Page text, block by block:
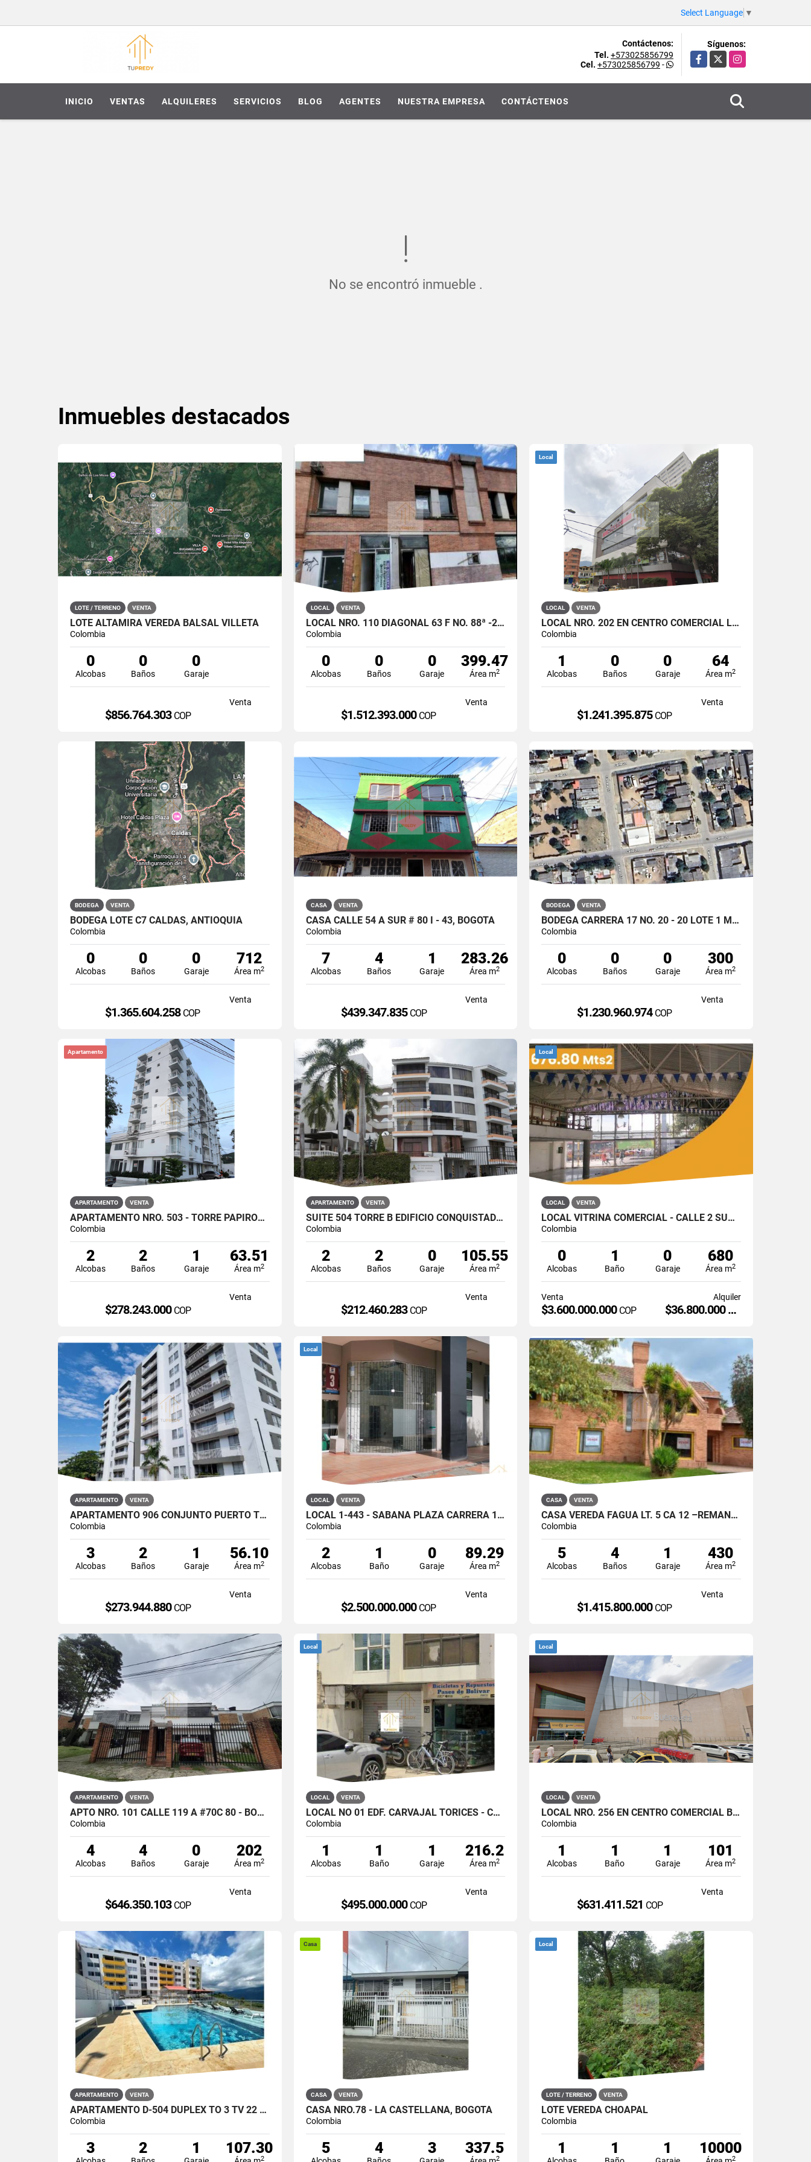
Select Language ▼
Contáctenos:
Tel. +573025856799
Cel. +573025856799 -
Síguenos:
Facebook
X Instagram
INICIO VENTAS ALQUILERES SERVICIOS BLOG AGENTES NUESTRA EMPRESA CONTÁCTENOS
No se encontró inmueble .
Inmuebles destacados
LOTE / TERRENO VENTA
LOTE ALTAMIRA VEREDA BALSAL VILLETA
Colombia
0
Alcobas
0
Baños
0
Garaje
Venta
$856.764.303 COP
LOCAL VENTA
LOCAL NRO. 110 DIAGONAL 63 F NO. 88ª -29 ALAMOS BOGOTA
Colombia
0
Alcobas
0
Baños
0
Garaje
399.47
Área m2
Venta
$1.512.393.000 COP
Local
LOCAL VENTA
LOCAL NRO. 202 EN CENTRO COMERCIAL LA GRAN MANZANA, ITAGUI
Colombia
1
Alcobas
0
Baños
0
Garaje
64
Área m2
Venta
$1.241.395.875 COP
BODEGA VENTA
BODEGA LOTE C7 CALDAS, ANTIOQUIA
Colombia
0
Alcobas
0
Baños
0
Garaje
712
Área m2
Venta
$1.365.604.258 COP
CASA VENTA
CASA CALLE 54 A SUR # 80 I - 43, BOGOTA
Colombia
7
Alcobas
4
Baños
1
Garaje
283.26
Área m2
Venta
$439.347.835 COP
BODEGA VENTA
BODEGA CARRERA 17 NO. 20 - 20 LOTE 1 MAICAO, GUAJIRA
Colombia
0
Alcobas
0
Baños
0
Garaje
300
Área m2
Venta
$1.230.960.974 COP
Apartamento
APARTAMENTO VENTA
APARTAMENTO NRO. 503 - TORRE PAPIROS, SANTA MARTA
Colombia
2
Alcobas
2
Baños
1
Garaje
63.51
Área m2
Venta
$278.243.000 COP
APARTAMENTO VENTA
SUITE 504 TORRE B EDIFICIO CONQUISTADOR DE SAN MARCOS, RIACURTE
Colombia
2
Alcobas
2
Baños
0
Garaje
105.55
Área m2
Venta
$212.460.283 COP
Local
LOCAL VENTA
LOCAL VITRINA COMERCIAL - CALLE 2 SUR # 13A - 19, BOGOTÁ
Colombia
0
Alcobas
1
Baño
0
Garaje
680
Área m2
Venta
$3.600.000.000 COP
Alquiler
$36.800.000
COP
APARTAMENTO VENTA
APARTAMENTO 906 CONJUNTO PUERTO TRANQUILO ETAPA 2 B TORRE 3 RICAURTE
Colombia
3
Alcobas
2
Baños
1
Garaje
56.10
Área m2
Venta
$273.944.880 COP
Local
LOCAL VENTA
LOCAL 1-443 - SABANA PLAZA CARRERA 19 #12-51 BOGOTÁ
Colombia
2
Alcobas
1
Baño
0
Garaje
89.29
Área m2
Venta
$2.500.000.000 COP
CASA VENTA
CASA VEREDA FAGUA LT. 5 CA 12 –REMANSOS DE SIATA CHIA
Colombia
5
Alcobas
4
Baños
1
Garaje
430
Área m2
Venta
$1.415.800.000 COP
APARTAMENTO VENTA
APTO NRO. 101 CALLE 119 A #70C 80 - BOGOTA
Colombia
4
Alcobas
4
Baños
0
Garaje
202
Área m2
Venta
$646.350.103 COP
Local
LOCAL VENTA
LOCAL NO 01 EDF. CARVAJAL TORICES - CARTAGENA
Colombia
1
Alcobas
1
Baño
1
Garaje
216.2
Área m2
Venta
$495.000.000 COP
Local
LOCAL VENTA
LOCAL NRO. 256 EN CENTRO COMERCIAL BUENAVENTURA, MONTERIA
Colombia
1
Alcobas
1
Baño
1
Garaje
101
Área m2
Venta
$631.411.521 COP
APARTAMENTO VENTA
APARTAMENTO D-504 DUPLEX TO 3 TV 22 # 2 – 07 S-LA MESA CUNDINAMARCA
Colombia
3 2 1 107.30
2
Casa
CASA VENTA
CASA NRO.78 - LA CASTELLANA, BOGOTÁ
Colombia
5 4 3 337.5
2
Local
LOTE / TERRENO VENTA
LOTE VEREDA CHOAPAL
Colombia
1 1 1 10000
2